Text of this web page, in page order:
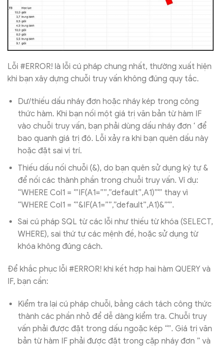
Lỗi #ERROR! là lỗi cú pháp chung nhất, thường xuất hiện
khi bạn xây dựng chuỗi truy vấn không đúng quy tắc.
Dư/thiếu dấu nháy đơn hoặc nháy kép trong công
thức hàm. Khi bạn nối một giá trị văn bản từ hàm IF
vào chuỗi truy vấn, bạn phải dùng dấu nháy đơn ‘ để
bao quanh giá trị đó. Lỗi xảy ra khi bạn quên dấu này
hoặc đặt sai vị trí.
Thiếu dấu nối chuỗi (&), do bạn quên sử dụng ký tự &
để nối các thành phần trong chuỗi truy vấn. Ví dụ:
“WHERE Col1 = ‘”IF(A1=””,”default”,A1)”‘” thay vì
“WHERE Col1 = ‘”&IF(A1=””,”default”,A1)&”‘”.
Sai cú pháp SQL từ các lỗi như thiếu từ khóa (SELECT,
WHERE), sai thứ tự các mệnh đề, hoặc sử dụng từ
khóa không đúng cách.
Để khắc phục lỗi #ERROR! khi kết hợp hai hàm QUERY và
IF, bạn cần:
Kiểm tra lại cú pháp chuỗi, bằng cách tách công thức
thành các phần nhỏ để dễ dàng kiểm tra. Chuỗi truy
vấn phải được đặt trong dấu ngoặc kép “”. Giá trị văn
bản từ hàm IF phải được đặt trong cặp nháy đơn ” và